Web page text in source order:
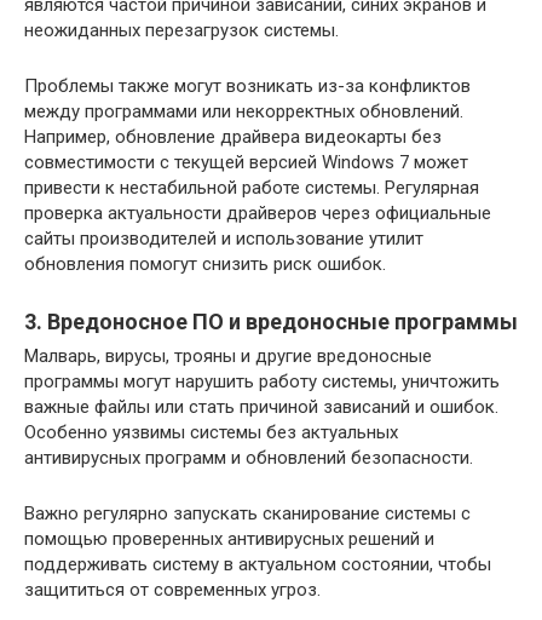
являются частой причиной зависаний, синих экранов и
неожиданных перезагрузок системы.
Проблемы также могут возникать из-за конфликтов
между программами или некорректных обновлений.
Например, обновление драйвера видеокарты без
совместимости с текущей версией Windows 7 может
привести к нестабильной работе системы. Регулярная
проверка актуальности драйверов через официальные
сайты производителей и использование утилит
обновления помогут снизить риск ошибок.
3. Вредоносное ПО и вредоносные программы
Малварь, вирусы, трояны и другие вредоносные
программы могут нарушить работу системы, уничтожить
важные файлы или стать причиной зависаний и ошибок.
Особенно уязвимы системы без актуальных
антивирусных программ и обновлений безопасности.
Важно регулярно запускать сканирование системы с
помощью проверенных антивирусных решений и
поддерживать систему в актуальном состоянии, чтобы
защититься от современных угроз.